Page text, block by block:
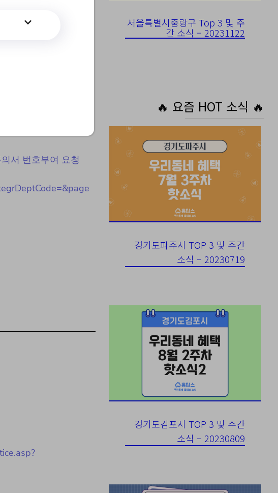
위한
서 번호부여 요청
서울특별시중랑구 Top 3 및 주
간 소식 – 20231122
🔥 요즘 HOT 소식 🔥
경기도파주시 TOP 3 및 주간
소식 – 20230719
경기도김포시 TOP 3 및 주간
소식 – 20230809